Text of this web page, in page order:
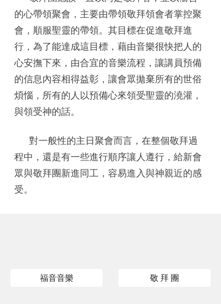
的心帶領聚會，主要由帶領敬拜領會者掌控聚
會，順服聖靈的帶領。其目標在促進敬拜進
行，為了能達成這目標，藉由音樂很快把人的
心安撫下來，由合宜的音樂流程，讓講員預備
的信息內容相得益彰，讓會眾拋棄所有的世俗
煩惱，所有的人以預備心來領受聖靈的澆灌，
與領受神的話。
對一般性的主日聚會而言，在整個敬拜過
程中，還是有一些進行順序讓人遵行，給新會
眾與敬拜團新進同工，容易進入與神親近的感
受。
福音音樂 敬 拜 團